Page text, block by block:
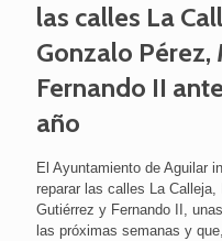
las calles La
Gonzalo Pérez,
Fernando II
año
El Ayuntamiento de Aguilar
reparar las calles La
Gutiérrez y Fernando II,
las próximas semanas y